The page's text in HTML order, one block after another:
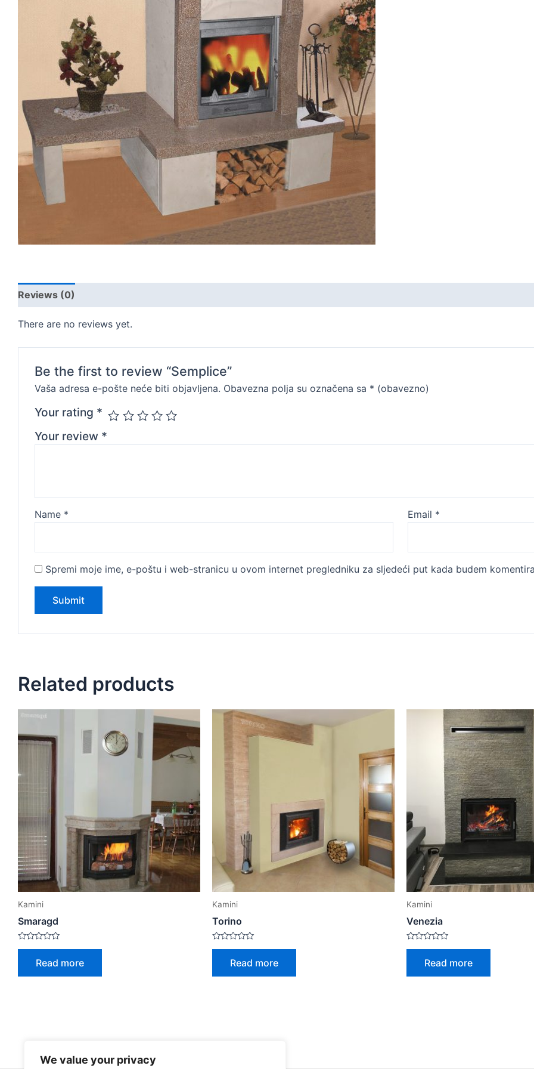
We value your privacy
Reviews (0)
There are no reviews yet.
Be the first to review “Semplice”
Vaša adresa e-pošte neće biti objavljena. Obavezna polja su označena sa * (obavezno)
Your rating *
Your review *
Name * Email *
Spremi moje ime, e-poštu i web-stranicu u ovom internet pregledniku za sljedeći put kada budem
Related products
Kamini
Smaragd
Rated
5
Read more
Kamini
Torino
Rated
5
Read more
Kamini
Venezia
Rated
5
Read more